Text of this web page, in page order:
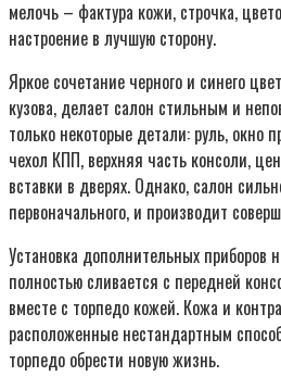
мелочь – фактура кожи, строчка,
настроение в лучшую сторону.
Яркое сочетание черного и синего
кузова, делает салон стильным и
только некоторые детали: руль, окно
чехол КПП, верхняя часть консоли,
вставки в дверях. Однако, салон
первоначального, и производит
Установка дополнительных приборов
полностью сливается с передней
вместе с торпедо кожей. Кожа и
расположенные нестандартным
торпедо обрести новую жизнь.